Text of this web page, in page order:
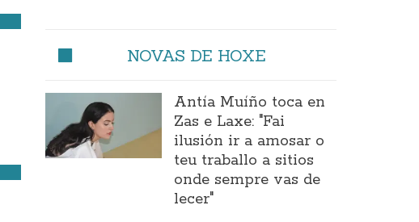
NOVAS DE HOXE
Antía Muíño toca en
Zas e Laxe: "Fai
ilusión ir a amosar o
teu traballo a sitios
onde sempre vas de
lecer"